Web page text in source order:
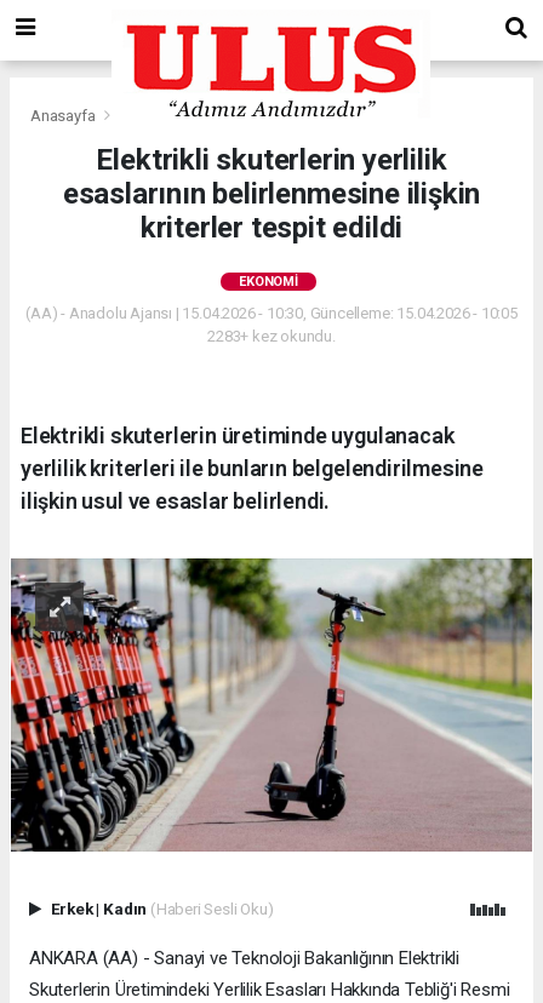
Anasayfa Ekonomi
Elektrikli skuterlerin yerlilik
esaslarının belirlenmesine ilişkin
kriterler tespit edildi
EKONOMI
(AA) - Anadolu Ajansı | 15.04.2026 - 10:30, Güncelleme: 15.04.2026 - 10:05
2283+ kez okundu.
Elektrikli skuterlerin üretiminde uygulanacak
yerlilik kriterleri ile bunların belgelendirilmesine
ilişkin usul ve esaslar belirlendi.
Erkek| Kadın (Haberi Sesli Oku)
ANKARA (AA) - Sanayi ve Teknoloji Bakanlığının Elektrikli
Skuterlerin Üretimindeki Yerlilik Esasları Hakkında Tebliğ'i Resmi